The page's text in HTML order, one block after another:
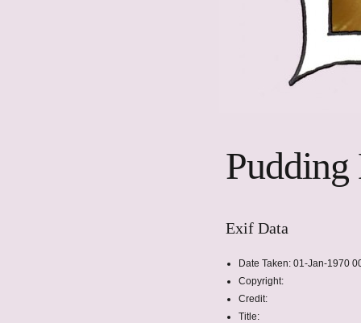
Pudding
Exif Data
Date Taken: 01-Jan-1970
Copyright:
Credit:
Title: